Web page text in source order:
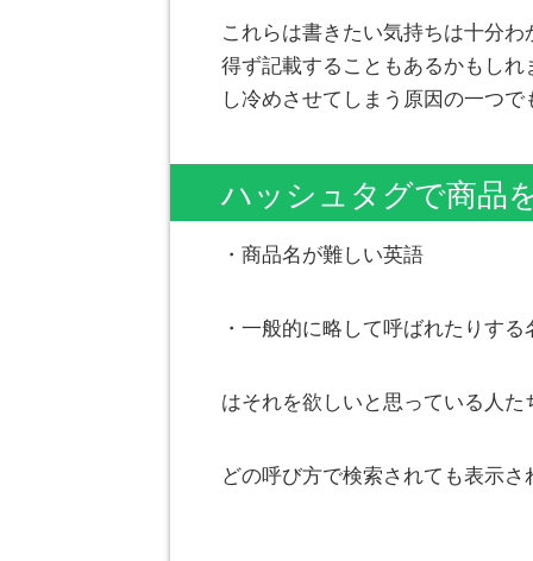
これらは書きたい気持ちは十分
得ず記載することもあるかもし
し冷めさせてしまう原因の一つで
ハッシュタグで商品
・商品名が難しい英語
・一般的に略して呼ばれたりする
はそれを欲しいと思っている人
どの呼び方で検索されても表示